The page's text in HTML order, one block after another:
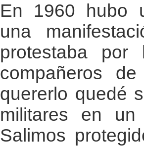
En 1960 hubo
una
protestaba
compañeros
quererlo quedé
militares en un
Salimos